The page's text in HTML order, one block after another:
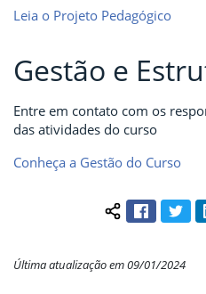
Leia o Projeto Pedagógico
Gestão e
Entre em contato com os
das atividades do curso
Conheça a Gestão do Curso
Compartilhar
Facebook
Última atualização em 09/01/2024